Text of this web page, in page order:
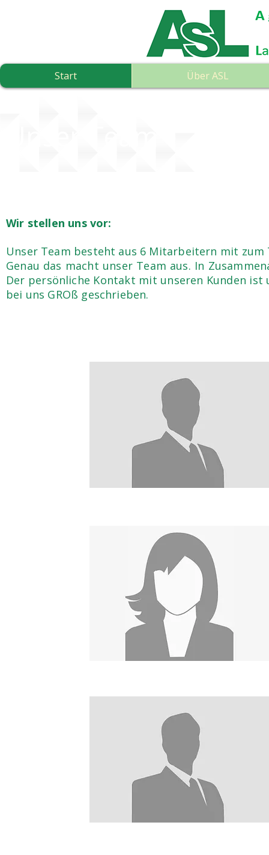
Start Über ASL
Wir stellen uns vor:
Unser Team besteht aus 6 Mitarbeitern mit
Genau das macht unser Team aus. In
Der persönliche Kontakt mit unseren Kunden
bei uns GROß geschrieben.